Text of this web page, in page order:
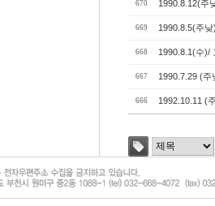
670 1990.8.12(주
669 1990.8.5(주
668 1990.8.1(수)/
667 1990.7.29 (
666 1992.10.11 (